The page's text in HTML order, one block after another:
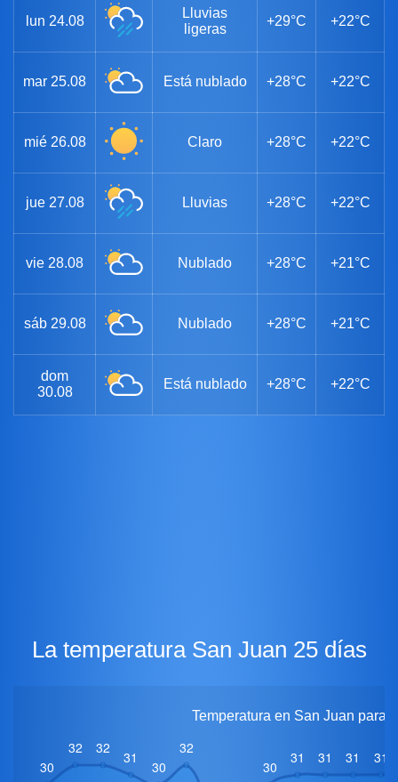
lun 24.08
Lluvias
ligeras
+29°C +22°C
mar 25.08 Está nublado +28°C +22°C
mié 26.08 Claro +28°C +22°C
jue 27.08 Lluvias +28°C +22°C
vie 28.08 Nublado +28°C +21°C
sáb 29.08 Nublado +28°C +21°C
dom
30.08
Está nublado +28°C +22°C
La temperatura San Juan 25 días
Temperatura en San Juan para